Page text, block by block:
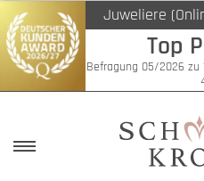
Juweliere
Top
Befragung 05/2026 zu